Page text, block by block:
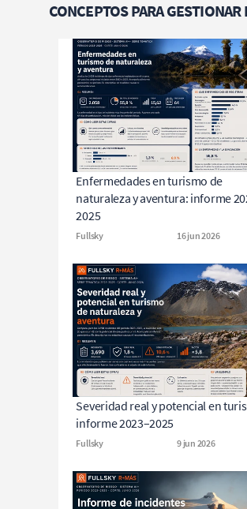
CONCEPTOS PARA GESTIONAR
Enfermedades en turismo de
naturaleza y aventura: informe
2025
Fullsky 16 jun 2026
Severidad real y potencial en
informe 2023–2025
Fullsky 9 jun 2026